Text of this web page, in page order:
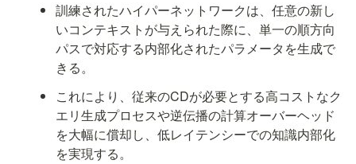
訓練されたハイパーネットワークは、任意の新し
いコンテキスト が与えられた際に、単一の順方向
パスで対応する内部化されたパラメータを生成で
きる。
これにより、従来のCDが必要とする高コストなク
エリ生成プロセスや逆伝播の計算オーバーヘッド
を大幅に償却し、低レイテンシーでの知識内部化
を実現する。